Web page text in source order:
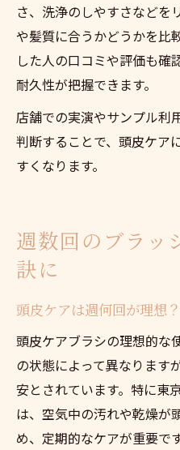
さ、洗浄のしやすさなどを
や髪質に合うかどうかを比
した人の口コミや評価も確
耐久性が把握できます。
店舗での実演やサンプル利
判断することで、頭皮ケア
すくなります。
週数回のブラッ
訣に
頭皮ケアは週何回が理想
頭皮ケアブラシの理想的な
の状態によって異なります
安とされています。特に東
は、空気中の汚れや乾燥が
め、定期的なケアが重要です